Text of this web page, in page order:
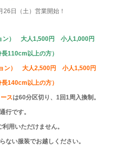
日（土）営業開始！
ン） 大人1,500円 小人1,000円
110cm以上の方）
ン） 大人2,500円 小人1,500円
140cm以上の方）
スは60分区切り、1回1周入換制。
行です。
用いただけません。
ない服装でお越しください。